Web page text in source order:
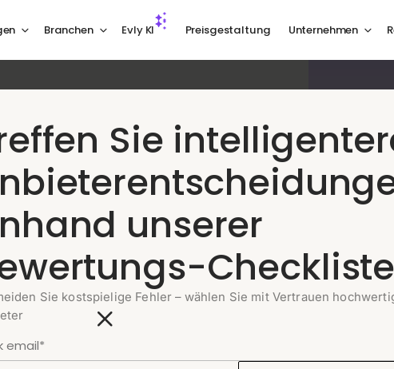
Branchen Evly KI Preisgestaltung Unternehmen
Sie
unserer
Sie kostspielige Fehler – wählen Sie mit Vertrauen
Commerce, der
dem Kauf
Retouren, Zahlungen,
— automatisiert durch KI, unterstützt von